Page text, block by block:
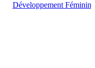
Développement Féminin